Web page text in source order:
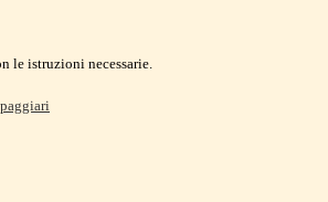
le istruzioni necessarie.